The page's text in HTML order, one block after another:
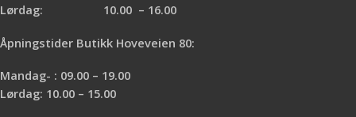
Lørdag: 10.00 – 16.00
Åpningstider Butikk Hoveveien 80:
Mandag- : 09.00 – 19.00
Lørdag: 10.00 – 15.00